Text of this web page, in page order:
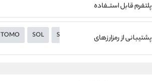
پلتفرم قابل استــفاده
پشتیبانی از رمزارزهای TOMO SOL SC QTUM ont